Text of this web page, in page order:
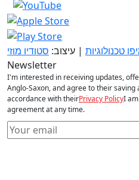
טכנולוגיות | עיצוב: סטודיו מוזי
Newsletter
I'm interested in receiving updates,
Anglo-Saxon, and agree to their
accordance with theirPrivacy PolicyI
agreement at any time.